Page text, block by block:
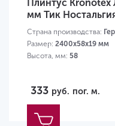
Плинтус
мм Тик
Страна производства:
Размер: 2400х58х19 мм
Высота, мм: 58
333 руб. пог. м.